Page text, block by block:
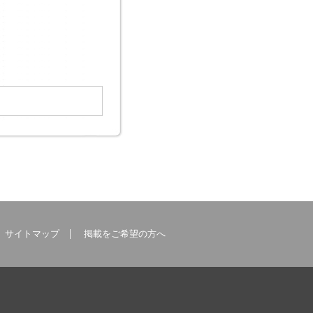
サイトマップ 掲載をご希望の方へ